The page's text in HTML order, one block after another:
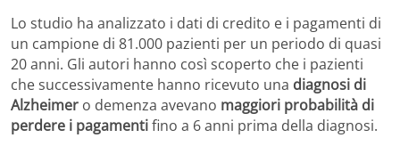
Lo studio ha analizzato i dati di credito e i pagamenti di
un campione di 81.000 pazienti per un periodo di quasi
20 anni. Gli autori hanno così scoperto che i pazienti
che successivamente hanno ricevuto una diagnosi di
Alzheimer o demenza avevano maggiori probabilità di
perdere i pagamentifino a 6 anni prima della diagnosi.